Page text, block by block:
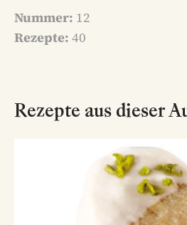
Nummer: 12
Rezepte: 40
Rezepte aus dieser